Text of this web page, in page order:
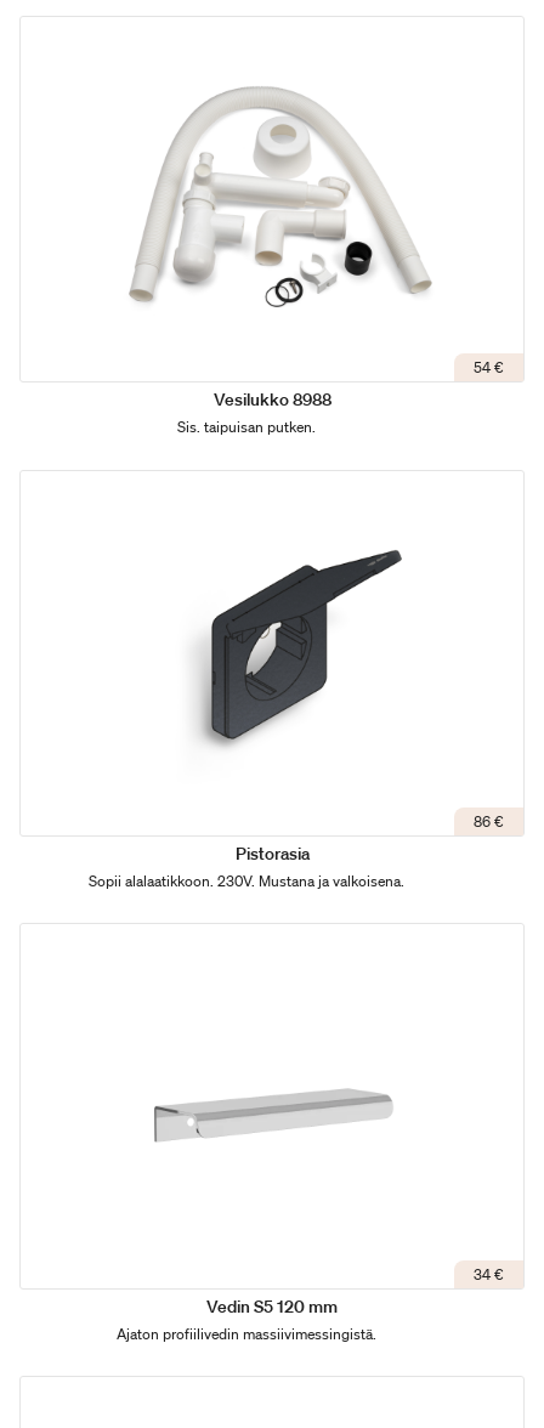
54 €
Vesilukko 8988
Sis. taipuisan putken.
86 €
Pistorasia
Sopii alalaatikkoon. 230V. Mustana ja valkoisena.
34 €
Vedin S5 120 mm
Ajaton profiilivedin massiivimessingistä.